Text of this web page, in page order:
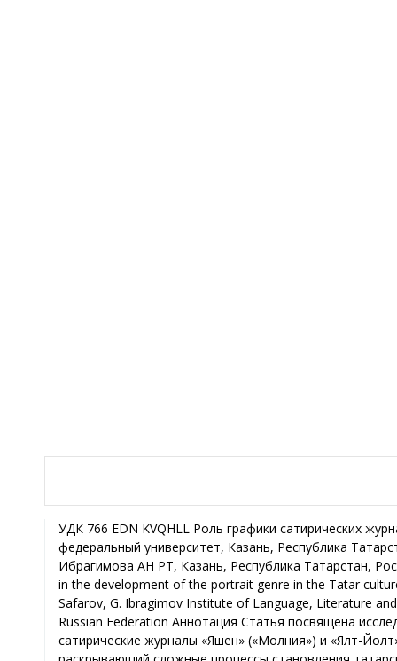
УДК 766 EDN KVQHLL Роль графики сатирических журналов начала XX в. в становлении жанра портрет в культуре татар Ф. Г. Вагапова, Казанский федеральный университет, Казань, Республика Татарстан, Российская Федерация Р. Т. Сафаров, Институт языка, литературы и искусства им. Г. Ибрагимова АН РТ, Казань, Республика Татарстан, Российская Федерация The role of the graphics in the satirical magazines of the beginning of the XX century in the development of the portrait genre in the Tatar culture F. G. Vagapova, Kazan Federal University, Kazan, the Republic of Tatarstan, the Russian Federation R. T. Safarov, G. Ibragimov Institute of Language, Literature and Art of the Academy of Sciences of the Republic of Tatarstan, Kazan, the Republic of Tatarstan, the Russian Federation Аннотация Статья посвящена исследованию генезиса жанра портрет в художественной культуре татар Среднего Поволжья. Впервые сатирические журналы «Яшен» («Молния») и «Ялт-Йолт» («Сверкание»), издаваемые в начале XX в. в типографиях г. Казани, анализируются как источник, раскрывающий сложные процессы становления татарского изобразительного искусства. Его формирование и развитие протекало в лоне мусульманской религии, что предопределило многие черты художественной культуры татар. Безусловно, портрет как жанр изобразительного искусства был известен представителям прогрессивной татарской интеллигенции, но изображение конкретного человека на страницах периодических изданий и книг на родном языке не приветствовалось представителями татарского духовенства. На страницах сатирических журналов «Яшен» и «Ялт-Йолт» жанр портрет в культуре татар Среднего Поволжья получает становление. Все портреты в этих журналах, выявленные в ходе исследования, условно можно классифицировать на несколько видов. К первой группе относятся реалистично выполненные графические портреты. Вторая группа представлена фотопортретами. Третья группа – это карикатуры, но в них художники, используя законы этого жанра, стремятся передать антропологические черты изображаемого. Качество исполнения графических работ позволяет сделать предположение, что выполнены они не профессиональными художниками. Появление портретов на страницах татарских сатирических журналов связано с рядом задач, которые ставили перед собой издатели. Во-первых, графические и фотопортреты известных личностей помогали образованной части татарской интеллигенции осуществлению просветительских задач: они знакомили читателей с выдающимися личностями. Во-вторых, портреты-карикатуры показывали пороки, характеризующие общество начала века: невежество простого народа, обскурантизм представителей духовенства, безразличие власти к чаяниям народа. Редакторы использовали для решения своих задач не только силу слова, но также возможность сатирической графики. В основу исследования положен принцип историзма, который позволил выявить объективную ситуацию, в рамках которой развивалась татарская художественная культура начала XX в. Abstract This article is devoted to the study of the genesis of the portrait genre in the artistic culture of the Tatars of the Middle Volga region. For the first time, the satirical magazines “Yashen” (Lightning) and “Yalt-Yult” (Sparkle), published at the beginning of the XXth century in the printing houses of the city of Kazan, are analyzed as a source revealing the complex processes of the formation of the Tatar fine art. Its formation and development took place in the bosom of the Muslim religion, which determined many features of the artistic culture of the Tatars. Of course, the portrait as a genre of fine art was known to the representatives of the progressive Tatar